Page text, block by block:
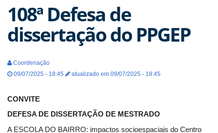
108ª Defesa de
dissertação do PPGEP
Coordenação
09/07/2025 - 18:45
atualizado em 09/07/2025 - 18:45
CONVITE
DEFESA DE DISSERTAÇÃO DE MESTRADO
A ESCOLA DO BAIRRO: impactos socioespaciais do Centro